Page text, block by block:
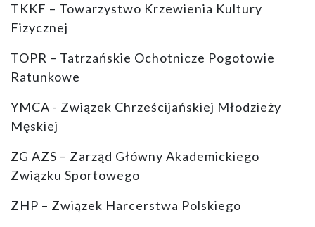
TKKF – Towarzystwo Krzewienia Kultury
Fizycznej
TOPR – Tatrzańskie Ochotnicze Pogotowie
Ratunkowe
YMCA - Związek Chrześcijańskiej Młodzieży
Męskiej
ZG AZS – Zarząd Główny Akademickiego
Związku Sportowego
ZHP – Związek Harcerstwa Polskiego